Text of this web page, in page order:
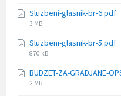
Sluzbeni-glasnik-br-6.pdf
File
3 MB
Sluzbeni-glasnik-br-5.pdf
File
870 kB
BUDZET-ZA-GRADJANE-
File
2 MB